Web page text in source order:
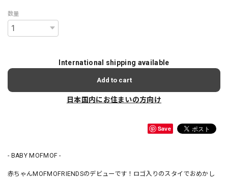
数量
International shipping available
Add to cart
日本国内にお住まいの方向け
Save
- BABY MOFMOF -
赤ちゃんMOFMOFRIENDSのデビューです！ロゴ入りのスタイでおめかし